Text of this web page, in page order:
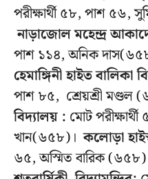
পরীক্ষার্থী ৫৮, পাশ ৫৬,
নাড়াজোল মহেন্দ্র
পাশ ১১৪, অনিক
হেমাঙ্গিনী হাইত বালিকা
পাশ ৮৫, শ্রেয়শ্রী মণ্ডল
বিদ্যালয় : মোট
খান(৬৫৮)।কলোড়া
৬৫, অস্মিত বারিক